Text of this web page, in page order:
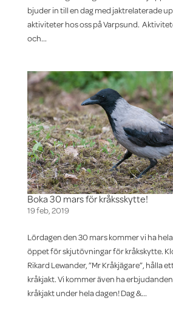
bjuder in till en dag med jaktrelaterade
aktiviteter hos oss på Varpsund.
och...
Boka 30 mars för kråksskytte!
19 feb, 2019
Lördagen den 30 mars kommer vi ha
öppet för skjutövningar för kråkskytte.
Rikard Lewander, ”Mr Kråkjägare”, hålla
kråkjakt. Vi kommer även ha
kråkjakt under hela dagen! Dag &...